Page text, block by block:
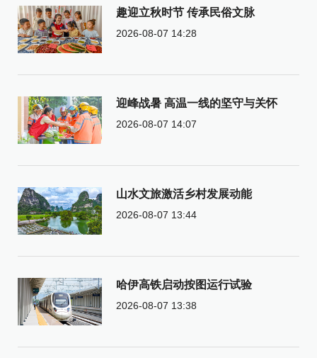
趣迎立秋时节 传承民俗文脉
2026-08-07 14:28
迎峰战暑 高温一线的坚守与关怀
2026-08-07 14:07
山水文旅激活乡村发展动能
2026-08-07 13:44
哈伊高铁启动按图运行试验
2026-08-07 13:38